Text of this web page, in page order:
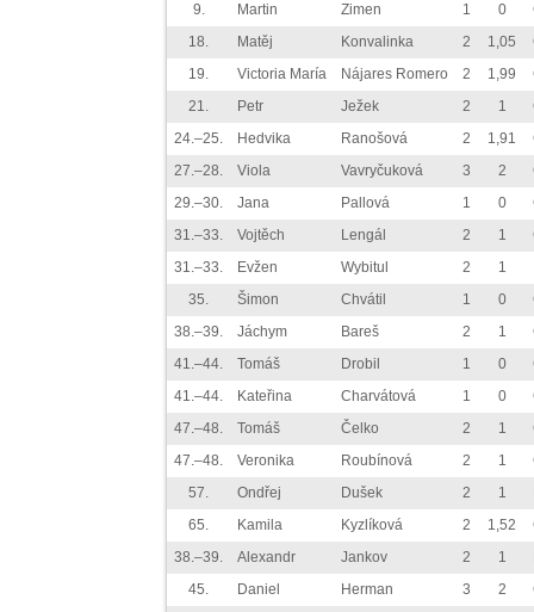
9.
Martin Zimen 1 0
18.
Matěj Konvalinka 2 1,05
19.
Victoria María Nájares Romero 2 1,99
21.
Petr Ježek 2 1
24.–25.
Hedvika Ranošová 2 1,91
27.–28.
Viola Vavryčuková 3 2
29.–30.
Jana Pallová 1 0
31.–33.
Vojtěch Lengál 2 1
31.–33.
Evžen Wybitul 2
1
35.
Šimon Chvátil 1 0
38.–39.
Jáchym Bareš 2 1
41.–44.
Tomáš Drobil 1 0
41.–44.
Kateřina Charvátová 1 0
47.–48.
Tomáš Čelko 2 1
47.–48.
Veronika Roubínová 2 1
57.
Ondřej Dušek 2 1
65.
Kamila Kyzlíková 2 1,52
38.–39.
Alexandr Jankov 2 1
45.
Daniel Herman 3 2